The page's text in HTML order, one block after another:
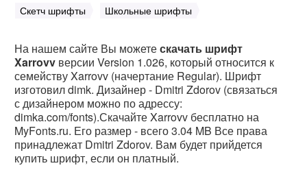
Скетч шрифты
Школьные шрифты
На нашем сайте Вы можетескачать шрифт
Xarrovv версии Version 1.026, который относится к
семейству Xarrovv (начертание Regular). Шрифт
изготовил dimk. Дизайнер - Dmitri Zdorov (связаться
с дизайнером можно по адрессу:
dimka.com/fonts).Скачайте Xarrovv бесплатно на
MyFonts.ru. Его размер - всего 3.04 MB Все права
принадлежат Dmitri Zdorov. Вам будет прийдется
купить шрифт, если он платный.